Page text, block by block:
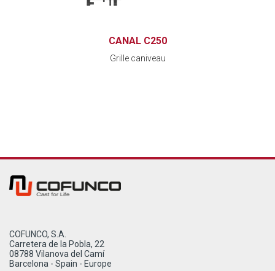
CANAL C250
Grille caniveau
COFUNCO, S.A.
Carretera de la Pobla, 22
08788 Vilanova del Camí
Barcelona - Spain - Europe